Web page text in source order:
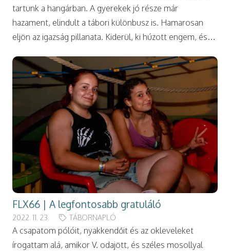
tartunk a hangárban. A gyerekek jó része már
hazament, elindult a tábori különbusz is. Hamarosan
eljön az igazság pillanata. Kiderül, ki húzott engem, és…
FLX66 | A legfontosabb gratuláló
2022. 11. 23. TÁBORNAPLÓ
A csapatom pólóit, nyakkendőit és az okleveleket
írogattam alá, amikor V. odajött, és széles mosollyal